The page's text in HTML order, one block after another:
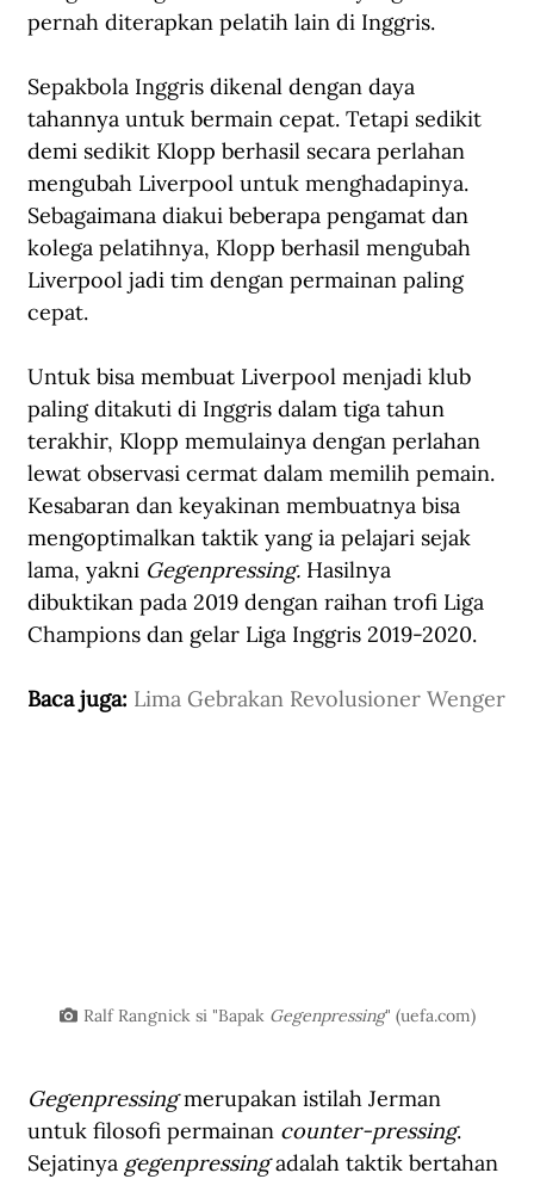
pernah diterapkan pelatih lain di Inggris.
Sepakbola Inggris dikenal dengan daya
tahannya untuk bermain cepat. Tetapi sedikit
demi sedikit Klopp berhasil secara perlahan
mengubah Liverpool untuk menghadapinya.
Sebagaimana diakui beberapa pengamat dan
kolega pelatihnya, Klopp berhasil mengubah
Liverpool jadi tim dengan permainan paling
cepat.
Untuk bisa membuat Liverpool menjadi klub
paling ditakuti di Inggris dalam tiga tahun
terakhir, Klopp memulainya dengan perlahan
lewat observasi cermat dalam memilih pemain.
Kesabaran dan keyakinan membuatnya bisa
mengoptimalkan taktik yang ia pelajari sejak
lama, yakni Gegenpressing. Hasilnya
dibuktikan pada 2019 dengan raihan trofi Liga
Champions dan gelar Liga Inggris 2019-2020.
Baca juga: Lima Gebrakan Revolusioner Wenger
Ralf Rangnick si "Bapak Gegenpressing" (uefa.com)
Gegenpressing merupakan istilah Jerman
untuk filosofi permainan counter-pressing.
Sejatinya gegenpressing adalah taktik bertahan